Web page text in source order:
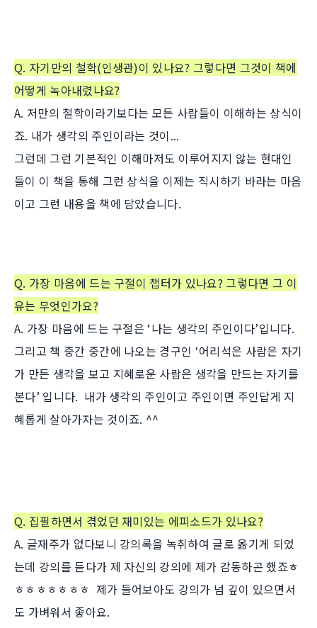
Q. 자기만의 철학(인생관)이 있나요? 그렇다면 그것이 책에
어떻게 녹아내렸나요?
A. 저만의 철학이라기보다는 모든 사람들이 이해하는 상식이
죠. 내가 생각의 주인이라는 것이...
그런데 그런 기본적인 이해마저도 이루어지지 않는 현대인
들이 이 책을 통해 그런 상식을 이제는 직시하기 바라는 마음
이고 그런 내용을 책에 담았습니다.
Q. 가장 마음에 드는 구절이 챕터가 있나요? 그렇다면 그 이
유는 무엇인가요?
A. 가장 마음에 드는 구절은 ‘나는 생각의 주인이다’입니다.
그리고 책 중간 중간에 나오는 경구인 ‘어리석은 사람은 자기
가 만든 생각을 보고 지혜로운 사람은 생각을 만드는 자기를
본다’ 입니다. 내가 생각의 주인이고 주인이면 주인답게 지
혜롭게 살아가자는 것이죠. ^^
Q. 집필하면서 겪었던 재미있는 에피소드가 있나요?
A. 글재주가 없다보니 강의록을 녹취하여 글로 옮기게 되었
는데 강의를 듣다가 제 자신의 강의에 제가 감동하곤 했죠ㅎ
ㅎㅎㅎㅎㅎㅎㅎ 제가 들어보아도 강의가 넘 깊이 있으면서
도 가벼워서 좋아요.